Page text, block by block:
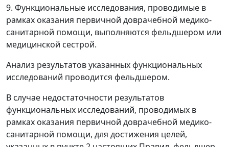
9. Функциональные исследования, проводимые в
рамках оказания первичной доврачебной медико-
санитарной помощи, выполняются фельдшером или
медицинской сестрой.
Анализ результатов указанных функциональных
исследований проводится фельдшером.
В случае недостаточности результатов
функциональных исследований, проводимых в
рамках оказания первичной доврачебной медико-
санитарной помощи, для достижения целей,